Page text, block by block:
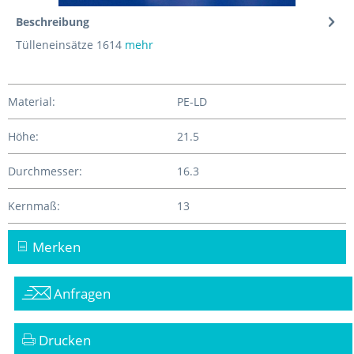
Beschreibung
Tülleneinsätze 1614 mehr
Material: PE-LD
Höhe: 21.5
Durchmesser: 16.3
Kernmaß: 13
Merken
Anfragen
Drucken